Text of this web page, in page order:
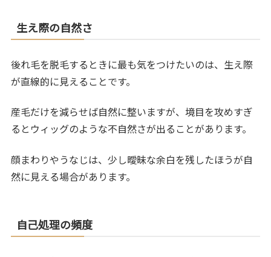
生え際の自然さ
後れ毛を脱毛するときに最も気をつけたいのは、生え際
が直線的に見えることです。
産毛だけを減らせば自然に整いますが、境目を攻めすぎ
るとウィッグのような不自然さが出ることがあります。
顔まわりやうなじは、少し曖昧な余白を残したほうが自
然に見える場合があります。
自己処理の頻度